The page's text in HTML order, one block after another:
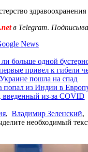
здравоохранения
в Telegram.
News
больше одной
привел к гибели
пошла на спад
попал из Индии в
из-за COVID
, Владимир Зеленский,
необходимый